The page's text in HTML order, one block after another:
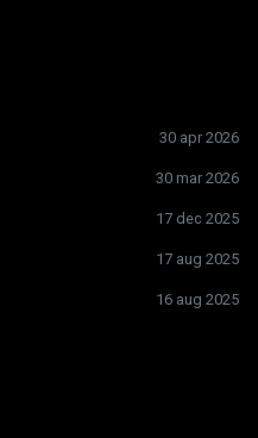
30 apr 2026
30 mar 2026
17 dec 2025
17 aug 2025
16 aug 2025